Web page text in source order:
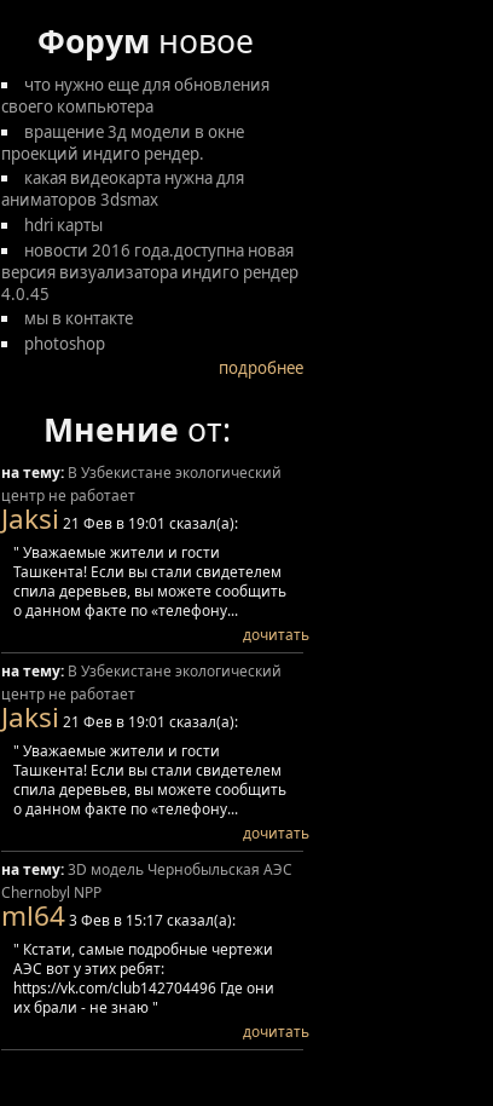
Форум новое
что нужно еще для обновления
своего компьютера
вращение 3д модели в окне
проекций индиго рендер.
какая видеокарта нужна для
аниматоров 3dsmax
hdri карты
новости 2016 года.доступна новая
версия визуализатора индиго рендер
4.0.45
мы в контакте
photoshop
подробнее
Мнение от:
на тему: В Узбекистане экологический
центр не работает
Jaksi 21 Фев в 19:01 сказал(а):
" Уважаемые жители и гости
Ташкента! Если вы стали свидетелем
спила деревьев, вы можете сообщить
о данном факте по «телефону...
дочитать
на тему: В Узбекистане экологический
центр не работает
Jaksi 21 Фев в 19:01 сказал(а):
" Уважаемые жители и гости
Ташкента! Если вы стали свидетелем
спила деревьев, вы можете сообщить
о данном факте по «телефону...
дочитать
на тему:3D модель Чернобыльская АЭС
Chernobyl NPP
ml643 Фев в 15:17 сказал(а):
" Кстати, самые подробные чертежи
АЭС вот у этих ребят:
https://vk.com/club142704496 Где они
их брали - не знаю "
дочитать